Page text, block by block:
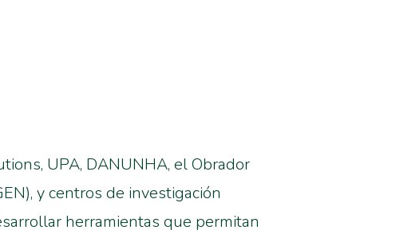
UPA, DANUNHA, el Obrador
y centros de investigación
herramientas que permitan